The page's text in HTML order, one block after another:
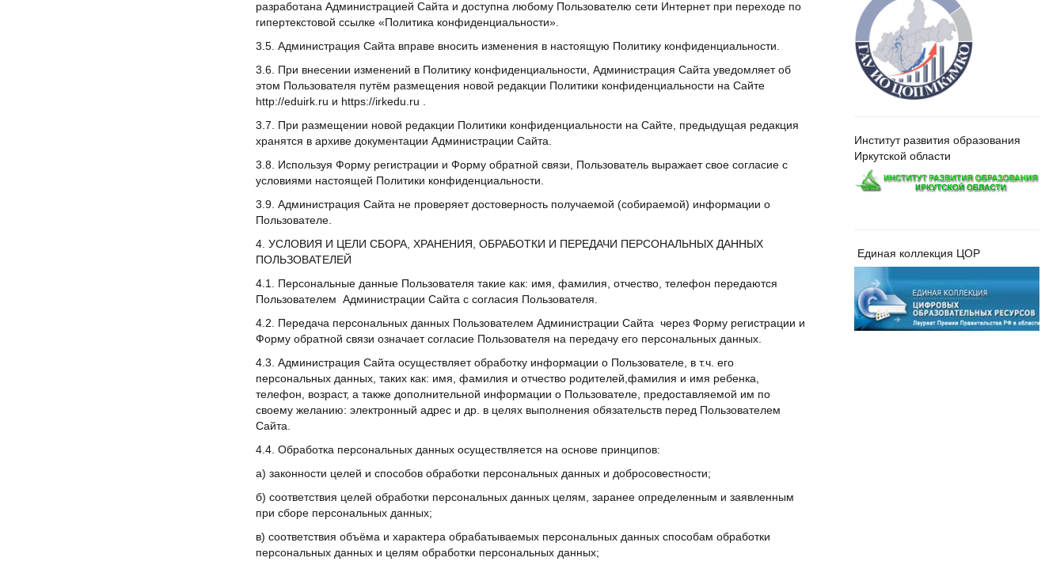
Институт развития образования
Иркутской области
Единая коллекция ЦОР
разработана Администрацией Сайта и доступна любому Пользователю сети Интернет при переходе по
гипертекстовой ссылке «Политика конфиденциальности».
3.5. Администрация Сайта вправе вносить изменения в настоящую Политику конфиденциальности.
3.6. При внесении изменений в Политику конфиденциальности, Администрация Сайта уведомляет об
этом Пользователя путём размещения новой редакции Политики конфиденциальности на Сайте
http://eduirk.ru и https://irkedu.ru .
3.7. При размещении новой редакции Политики конфиденциальности на Сайте, предыдущая редакция
хранятся в архиве документации Администрации Сайта.
3.8. Используя Форму регистрации и Форму обратной связи, Пользователь выражает свое согласие с
условиями настоящей Политики конфиденциальности.
3.9. Администрация Сайта не проверяет достоверность получаемой (собираемой) информации о
Пользователе.
4. УСЛОВИЯ И ЦЕЛИ СБОРА, ХРАНЕНИЯ, ОБРАБОТКИ И ПЕРЕДАЧИ ПЕРСОНАЛЬНЫХ ДАННЫХ
ПОЛЬЗОВАТЕЛЕЙ
4.1. Персональные данные Пользователя такие как: имя, фамилия, отчество, телефон передаются
Пользователем Администрации Сайта с согласия Пользователя.
4.2. Передача персональных данных Пользователем Администрации Сайта через Форму регистрации и
Форму обратной связи означает согласие Пользователя на передачу его персональных данных.
4.3. Администрация Сайта осуществляет обработку информации о Пользователе, в т.ч. его
персональных данных, таких как: имя, фамилия и отчество родителей,фамилия и имя ребенка,
телефон, возраст, а также дополнительной информации о Пользователе, предоставляемой им по
своему желанию: электронный адрес и др. в целях выполнения обязательств перед Пользователем
Сайта.
4.4. Обработка персональных данных осуществляется на основе принципов:
а) законности целей и способов обработки персональных данных и добросовестности;
б) соответствия целей обработки персональных данных целям, заранее определенным и заявленным
при сборе персональных данных;
в) соответствия объёма и характера обрабатываемых персональных данных способам обработки
персональных данных и целям обработки персональных данных;